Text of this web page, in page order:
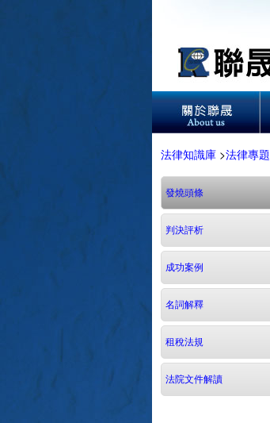
法律知識庫 >法律專題
發燒頭條
判決評析
成功案例
名詞解釋
租稅法規
法院文件解讀